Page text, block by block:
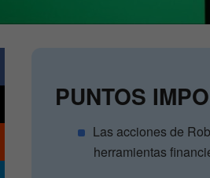
PUNTOS
Las acciones de
herramientas